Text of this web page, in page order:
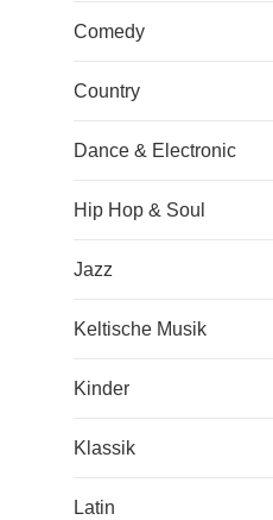
Comedy
Country
Dance & Electronic
Hip Hop & Soul
Jazz
Keltische Musik
Kinder
Klassik
Latin